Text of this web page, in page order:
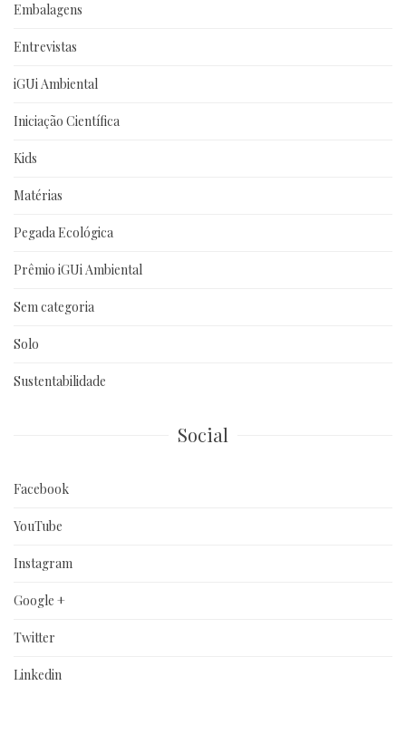
Embalagens
Entrevistas
iGUi Ambiental
Iniciação Científica
Kids
Matérias
Pegada Ecológica
Prêmio iGUi Ambiental
Sem categoria
Solo
Sustentabilidade
Social
Facebook
YouTube
Instagram
Google +
Twitter
Linkedin